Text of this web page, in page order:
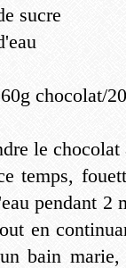
sucre
chocolat/
le
temps,
pendant 2
en
bain